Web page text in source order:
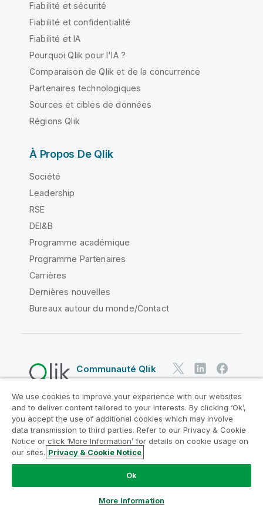
Fiabilité et sécurité
Fiabilité et confidentialité
Fiabilité et IA
Pourquoi Qlik pour l'IA ?
Comparaison de Qlik et de la concurrence
Partenaires technologiques
Sources et cibles de données
Régions Qlik
À Propos De Qlik
Société
Leadership
RSE
DEI&B
Programme académique
Programme Partenaires
Carrières
Dernières nouvelles
Bureaux autour du monde/Contact
Communauté Qlik
Contrats juridiques
Conditions d'utilisation des produits
Legal Policies
Conditions légales
Conditions d'utilisation
Marques
Do Not Share My Info
Copyright © 1993-2026 QlikTech International AB. Tous
We use cookies to improve your experience with our websites
and to deliver content tailored to your interests. By clicking ‘Ok’,
you accept the use of additional cookies which may involve
data transmission to third parties. Refer to our Privacy & Cookie
Notice or click ‘More Information’ for details on cookie usage on
our sites. Privacy & Cookie Notice
Ok
More Information